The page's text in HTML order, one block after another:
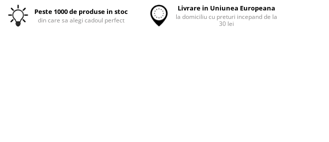
Peste 1000 de produse in stoc
din care sa alegi cadoul perfect
Livrare in Uniunea Europeana
la domiciliu cu preturi incepand de la
30 lei